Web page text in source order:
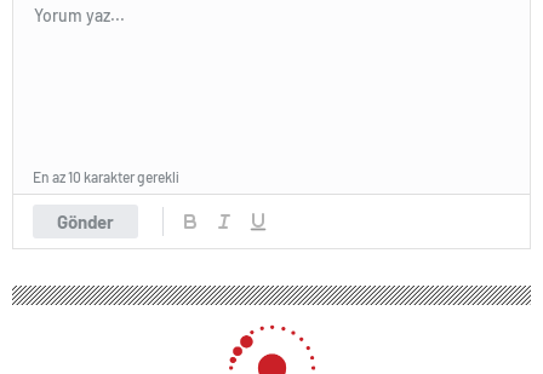
Gönder
En az 10 karakter gerekli